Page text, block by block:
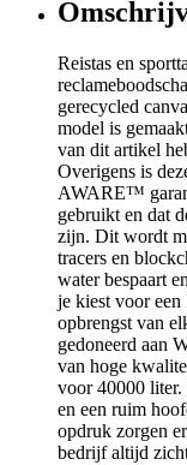
Reistas en
gerecycled
model is
van dit artikel
Overigens is
AWARE™
gebruikt en dat
zijn. Dit wordt
tracers en
water bespaart
je kiest voor
opbrengst van
gedoneerd aan
van hoge
voor 40000 liter.
en een ruim
opdruk zorgen
bedrijf altijd